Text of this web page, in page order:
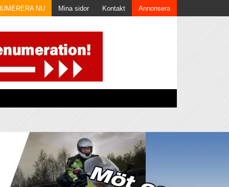
NU Mina sidor Kontakt Annonsera